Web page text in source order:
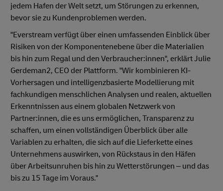
jedem Hafen der Welt setzt, um Störungen zu erkennen,
bevor sie zu Kundenproblemen werden.
"Everstream verfügt über einen umfassenden Einblick über
Risiken von der Komponentenebene über die Materialien
bis hin zum Regal und den Verbraucher:innen", erklärt Julie
Gerdeman2, CEO der Plattform. "Wir kombinieren KI-
Vorhersagen und intelligenzbasierte Modellierung mit
fachkundigen menschlichen Analysen und realen, aktuellen
Erkenntnissen aus einem globalen Netzwerk von
Partner:innen, die es uns ermöglichen, Transparenz zu
schaffen, um einen vollständigen Überblick über alle
Variablen zu erhalten, die sich auf die Lieferkette eines
Unternehmens auswirken, von Rückstaus in den Häfen
über Arbeitsunruhen bis hin zu Wetterstörungen – und das
bis zu 15 Tage im Voraus."